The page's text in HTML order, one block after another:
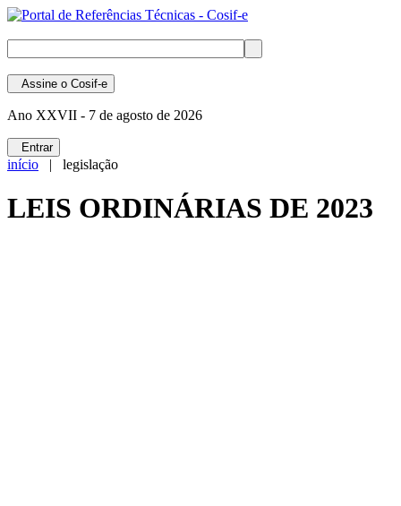
Assine o Cosif-e
Ano XXVII - 7 de agosto de 2026
Entrar
início | legislação
LEIS ORDINÁRIAS DE 2023